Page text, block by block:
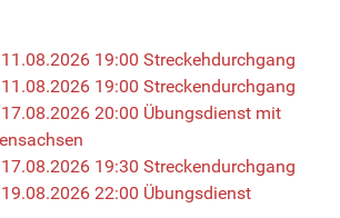
19:00 Streckehdurchgang
19:00 Streckendurchgang
20:00 Übungsdienst mit
19:30 Streckendurchgang
22:00 Übungsdienst